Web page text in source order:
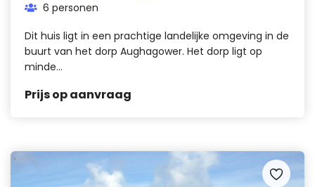
6 personen
Dit huis ligt in een prachtige landelijke omgeving in de
buurt van het dorp Aughagower. Het dorp ligt op
minde...
Prijs op aanvraag